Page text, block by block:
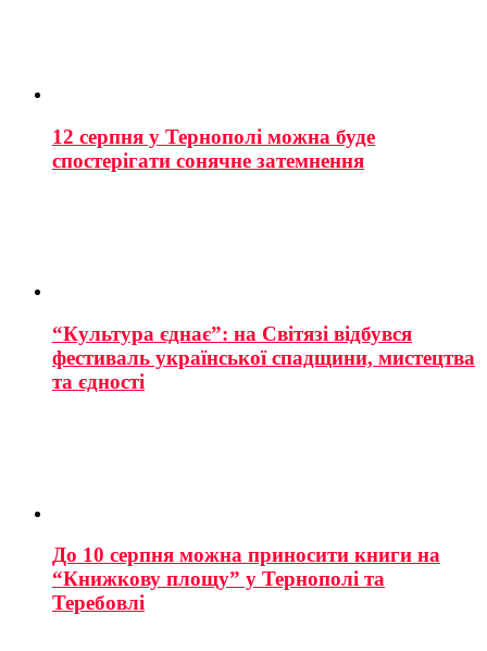
12 серпня у Тернополі можна буде
спостерігати сонячне затемнення
“Культура єднає”: на Світязі відбувся
фестиваль української спадщини, мистецтва
та єдності
До 10 серпня можна приносити книги на
“Книжкову площу” у Тернополі та
Теребовлі